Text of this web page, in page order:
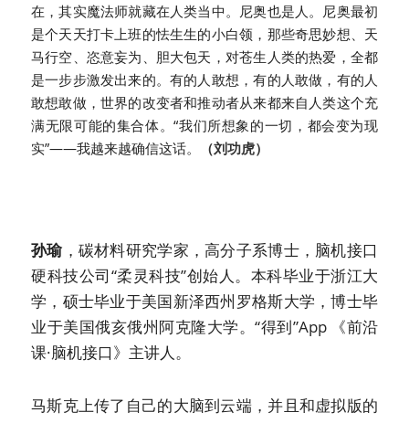
在，其实魔法师就藏在人类当中。尼奥也是人。尼奥最初
是个天天打卡上班的怯生生的小白领，那些奇思妙想、天
马行空、恣意妄为、胆大包天，对苍生人类的热爱，全都
是一步步激发出来的。有的人敢想，有的人敢做，有的人
敢想敢做，世界的改变者和推动者从来都来自人类这个充
满无限可能的集合体。“我们所想象的一切，都会变为现
实”——我越来越确信这话。
（刘功虎）
孙瑜 ，碳材料研究学家，高分子系博士，脑机接口
硬科技公司“柔灵科技”创始人。本科毕业于浙江大
学，硕士毕业于美国新泽西州罗格斯大学，博士毕
业于美国俄亥俄州阿克隆大学。“得到”App 《前沿
课·脑机接口》主讲人。
马斯克上传了自己的大脑到云端，并且和虚拟版的